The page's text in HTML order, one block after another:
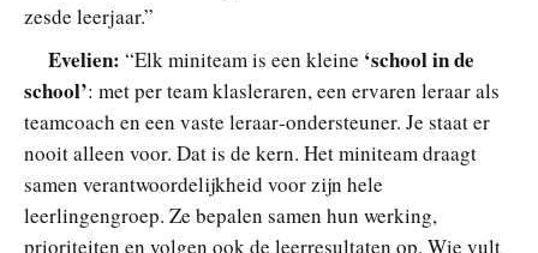
zesde leerjaar.”
Evelien: “Elk miniteam is een kleine ‘school in de
school’: met per team klasleraren, een ervaren leraar als
teamcoach en een vaste leraar‑ondersteuner. Je staat er
nooit alleen voor. Dat is de kern. Het miniteam draagt
samen verantwoordelijkheid voor zijn hele
leerlingengroep. Ze bepalen samen hun werking,
prioriteiten en volgen ook de leerresultaten op. Wie vult